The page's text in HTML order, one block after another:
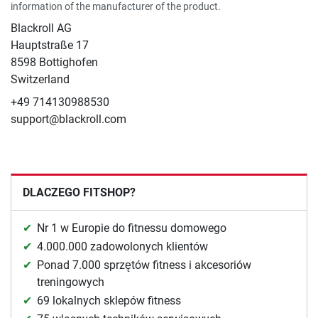
information of the manufacturer of the product.
Blackroll AG
Hauptstraße 17
8598 Bottighofen
Switzerland
+49 714130988530
support@blackroll.com
DLACZEGO FITSHOP?
Nr 1 w Europie do fitnessu domowego
4.000.000 zadowolonych klientów
Ponad 7.000 sprzętów fitness i akcesoriów
treningowych
69 lokalnych sklepów fitness